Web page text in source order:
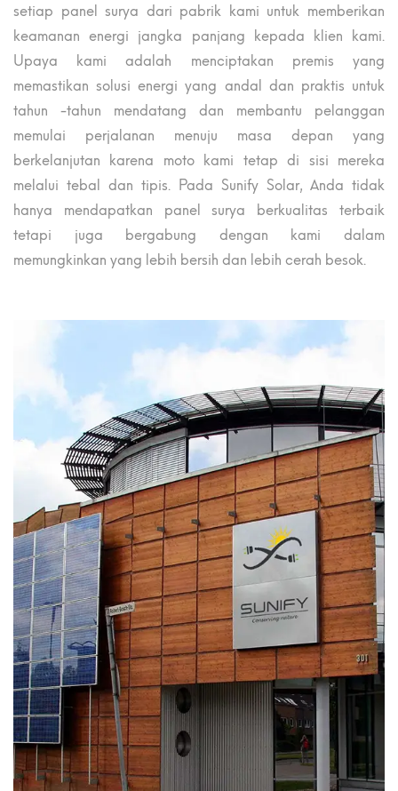
setiap panel surya dari pabrik kami untuk memberikan
keamanan energi jangka panjang kepada klien kami.
Upaya kami adalah menciptakan premis yang
memastikan solusi energi yang andal dan praktis untuk
tahun -tahun mendatang dan membantu pelanggan
memulai perjalanan menuju masa depan yang
berkelanjutan karena moto kami tetap di sisi mereka
melalui tebal dan tipis. Pada Sunify Solar, Anda tidak
hanya mendapatkan panel surya berkualitas terbaik
tetapi juga bergabung dengan kami dalam
memungkinkan yang lebih bersih dan lebih cerah besok.